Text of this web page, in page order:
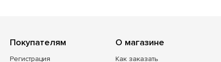
Покупателям
Регистрация
О магазине
Как заказать